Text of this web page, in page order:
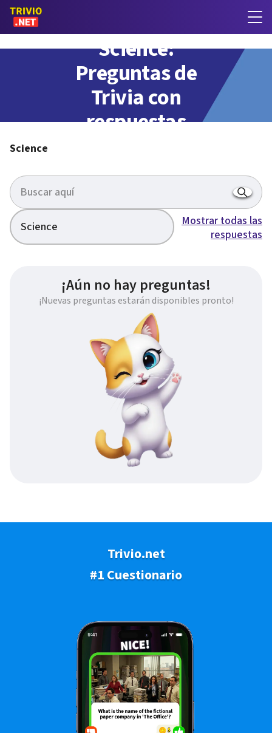
Science:
Preguntas de
Trivia con
respuestas
Science
Science
Mostrar todas las
respuestas
¡Aún no hay preguntas!
¡Nuevas preguntas estarán disponibles pronto!
Trivio.net
#1 Cuestionario